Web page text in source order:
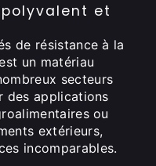
et
de résistance à la
un matériau
secteurs
des applications
ou
extérieurs,
incomparables.